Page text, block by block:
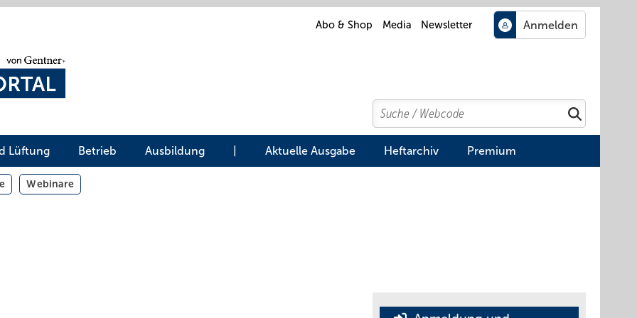
Abo & Shop Media Newsletter
Search
Suchen
Lüftung Betrieb Ausbildung Aktuelle Ausgabe Heftarchiv Premium
Webinare